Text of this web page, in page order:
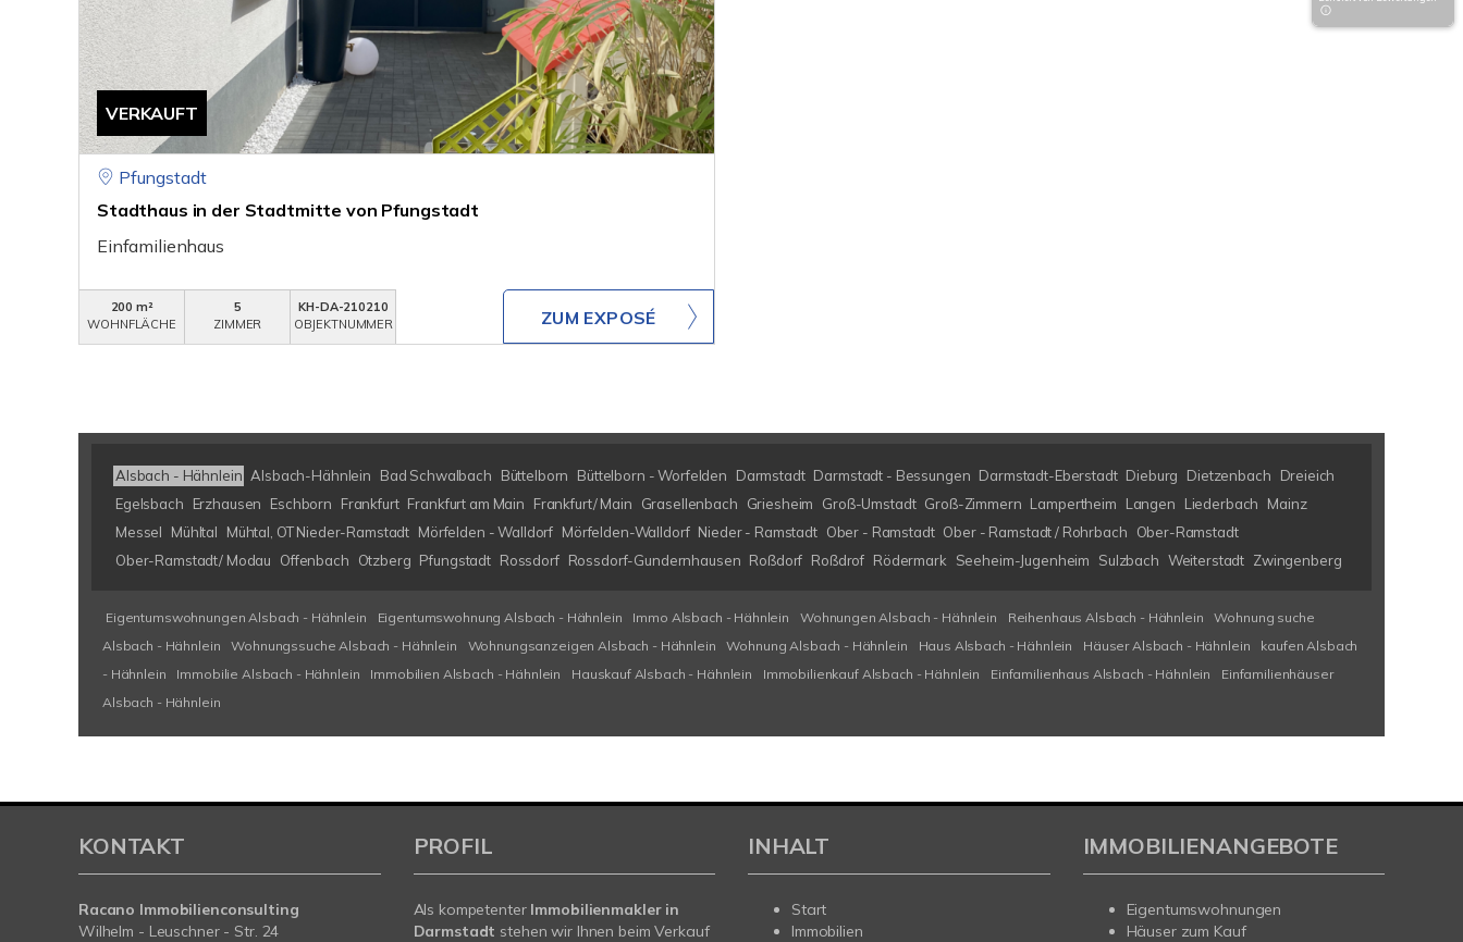
VERKAUFT
Pfungstadt
Stadthaus in der Stadtmitte von Pfungstadt
Einfamilienhaus
200 m²
WOHNFLÄCHE
5
ZIMMER
KH-DA-210210
OBJEKTNUMMER
ZUM EXPOSÉ
Alsbach - Hähnlein Alsbach-Hähnlein Bad Schwalbach Büttelborn Büttelborn - Worfelden Darmstadt Darmstadt - Bessungen Darmstadt-Eberstadt Dieburg Dietzenbach
Dreieich
Egelsbach
Erzhausen Eschborn Frankfurt Frankfurt am Main Frankfurt/ Main Grasellenbach Griesheim Groß-Umstadt Groß-Zimmern Lampertheim Langen Liederbach
Mainz
Messel
Mühltal Mühtal, OT Nieder-Ramstadt Mörfelden - Walldorf Mörfelden-Walldorf Nieder - Ramstadt Ober - Ramstadt Ober - Ramstadt / Rohrbach
Ober-Ramstadt
Ober-Ramstadt/ Modau
Offenbach Otzberg Pfungstadt Rossdorf Rossdorf-Gundernhausen Roßdorf Roßdrof Rödermark Seeheim-Jugenheim Sulzbach Weiterstadt Zwingenberg
Eigentumswohnungen Alsbach - Hähnlein Eigentumswohnung Alsbach - Hähnlein Immo Alsbach - Hähnlein Wohnungen Alsbach - Hähnlein Reihenhaus Alsbach - Hähnlein
Wohnung suche
Alsbach - Hähnlein
Wohnungssuche Alsbach - Hähnlein Wohnungsanzeigen Alsbach - Hähnlein Wohnung Alsbach - Hähnlein Haus Alsbach - Hähnlein Häuser Alsbach - Hähnlein
kaufen Alsbach
- Hähnlein
Immobilie Alsbach - Hähnlein Immobilien Alsbach - Hähnlein Hauskauf Alsbach - Hähnlein Immobilienkauf Alsbach - Hähnlein Einfamilienhaus Alsbach - Hähnlein
Einfamilienhäuser
Alsbach - Hähnlein
KONTAKT
Racano Immobilienconsulting
Wilhelm - Leuschner - Str. 24
PROFIL
Als kompetenter Immobilienmakler in
Darmstadt stehen wir Ihnen beim Verkauf
INHALT
Start
Immobilien
IMMOBILIENANGEBOTE
Eigentumswohnungen
Häuser zum Kauf